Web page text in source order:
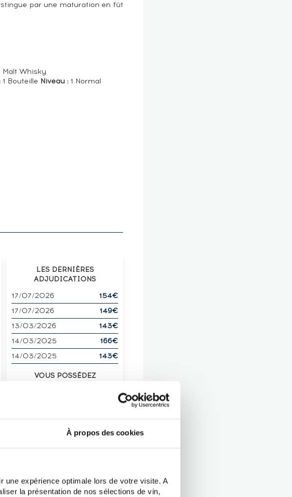
À propos des cookies
expérience optimale lors de votre visite. A
la présentation de nos sélections de vin,
par une maturation en fût
Whisky
1 Bouteille Niveau :1 Normal
LES DERNIÈRES
ADJUDICATIONS
17/07/2026
154€
17/07/2026
149€
13/03/2026
143€
14/03/2025
166€
14/03/2025
143€
VOUS POSSÉDEZ